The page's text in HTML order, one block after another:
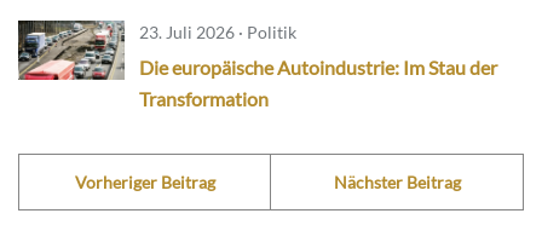
23. Juli 2026 · Politik
Die europäische Autoindustrie: Im Stau der
Transformation
Vorheriger Beitrag Nächster Beitrag